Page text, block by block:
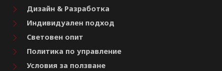
Дизайн & Разработка
Индивидуален подход
Световен опит
Политика по управление
Условия за ползване